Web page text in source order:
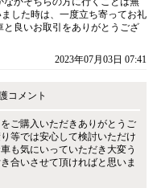
した時は、一度立ち寄ってお礼
良いお取引をありがとうござ
2023年07月03日 07:41
コメント
ご購入いただきありがとうご
等では安心して検討いただけ
も気にいっていただき大変う
合いさせて頂ければと思いま